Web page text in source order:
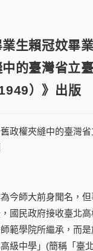
生賴冠妏畢
的臺灣省立
）》出版
舊政權夾縫中的臺灣
今師大前身聞名，
國民政府接收臺北
範學院所繼承，而
高級中學」(簡稱「臺